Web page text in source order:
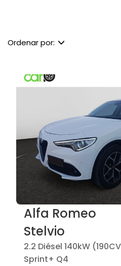
Ordenar por:
Alfa Romeo
Stelvio
2.2 Diésel 140kW
Sprint+ Q4